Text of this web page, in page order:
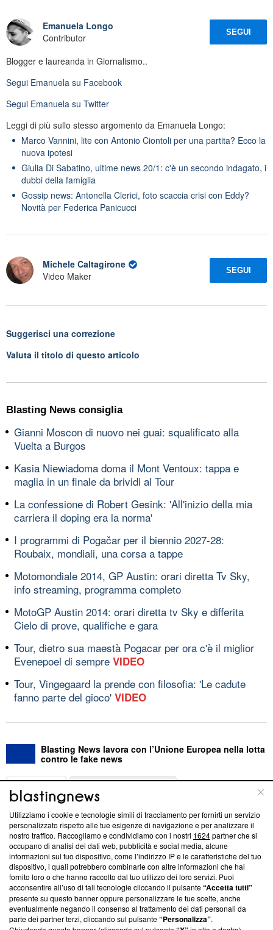
Emanuela Longo
Contributor
SEGUI
Blogger e laureanda in Giornalismo..
Segui Emanuela su Facebook
Segui Emanuela su Twitter
Leggi di più sullo stesso argomento da Emanuela Longo:
Marco Vannini, lite con Antonio Ciontoli per una partita? Ecco la
nuova ipotesi
Giulia Di Sabatino, ultime news 20/1: c'è un secondo indagato, i
dubbi della famiglia
Gossip news: Antonella Clerici, foto scaccia crisi con Eddy?
Novità per Federica Panicucci
Michele Caltagirone
Video Maker
SEGUI
Suggerisci una correzione
Valuta il titolo di questo articolo
Blasting News consiglia
Gianni Moscon di nuovo nei guai: squalificato alla
Vuelta a Burgos
Kasia Niewiadoma doma il Mont Ventoux: tappa e
maglia in un finale da brividi al Tour
La confessione di Robert Gesink: 'All'inizio della mia
carriera il doping era la norma'
I programmi di Pogačar per il biennio 2027-28:
Roubaix, mondiali, una corsa a tappe
Motomondiale 2014, GP Austin: orari diretta Tv Sky,
info streaming, programma completo
MotoGP Austin 2014: orari diretta tv Sky e differita
Cielo di prove, qualifiche e gara
Tour, dietro sua maestà Pogacar per ora c'è il miglior
Evenepoel di sempre VIDEO
Tour, Vingegaard la prende con filosofia: 'Le cadute
fanno parte del gioco' VIDEO
Blasting News lavora con l’Unione Europea nella lotta
contro le fake news
ABOUT
Questa sezione offre informazioni trasparenti su Blasting
News, sui nostri processi editoriali e su come ci impegniamo a
creare news di qualità. Inoltre, afferma la nostra aderenza a
‘Trust Project - News with Integrity’Blasting News non è
ancora membro del programma, ma ha richiesto di farne
parte; Trust Project non ha ancora effettuato una verifica di
conformità agli standard.
Su di noi
Utilizziamo i cookie e tecnologie simili di tracciamento per fornirti un servizio
personalizzato rispetto alle tue esigenze di navigazione e per analizzare il
nostro traffico. Raccogliamo e condividiamo con i nostri 1624partner che si
occupano di analisi dei dati web, pubblicità e social media, alcune
informazioni sul tuo dispositivo, come l’indirizzo IP e le caratteristiche del tuo
dispositivo, i quali potrebbero combinarle con altre informazioni che hai
fornito loro o che hanno raccolto dal tuo utilizzo dei loro servizi. Puoi
acconsentire all’uso di tali tecnologie cliccando il pulsante“Accetta tutti”
presente su questo banner oppure personalizzare le tue scelte, anche
eventualmente negando il consenso al trattamento dei dati personali da
parte dei partner terzi, cliccando sul pulsante“Personalizza”.